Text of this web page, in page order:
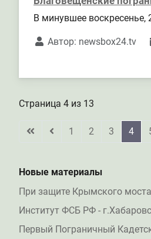
В минувшее воскресенье,
Автор: newsbox24.tv
Страница 4 из 13
1 2 3 4
Новые материалы
При защите Крымского
Институт ФСБ РФ -
Первый Пограничный